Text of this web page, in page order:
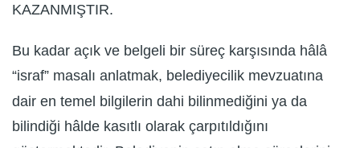
KAZANMIŞTIR.
Bu kadar açık ve belgeli bir süreç karşısında hâlâ
“israf” masalı anlatmak, belediyecilik mevzuatına
dair en temel bilgilerin dahi bilinmediğini ya da
bilindiği hâlde kasıtlı olarak çarpıtıldığını